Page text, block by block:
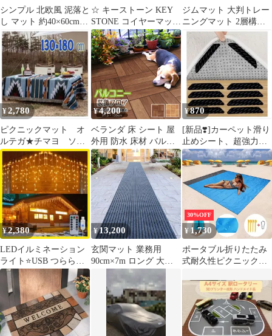
防止★1
シンプル 北欧風 泥落と
し マット 約40×60cm
アイボリー PVC 屋外
☆ キーストーン KEY
STONE コイヤーマット
玄関マット 屋外 泥落と
し 泥除けマット 玄関
ドアマット ココヤシ コ
イヤーマット エントラ
ンスマット アクセント
マット 泥除け マット
おしゃれ かわいい 室内
ココナッツ繊維 玄関先
ベランダ 庭先
ジムマット 大判トレー
ニングマット 2層構造
ラバーマット 保護 防音
衝撃吸収
¥2,780
ピクニックマット オ
ルテガ★チマヨ ソフ
ァベッド キャンプア
ウトドアブランケット
¥4,200
ベランダ 床 シート 屋
外用 防水 床材 バルコ
ニー リフォーム 模様替
え 装飾 ウッドデッキ
テラコッタ 防炎 お手入
れ簡単 汚れ防止 賃貸
DIY 日本製 BFL
¥870
[新品❣️]カーペット滑り
止めシート、超強力粘
着マット 洗濯可能カー
ペット
¥2,380
LEDイルミネーション
ライト⭐️USB つららラ
イト 200球 リモコン タ
イマー
¥13,200
玄関マット 業務用
90cm×7m ロング 大判
カット自由 屋外 防水
泥落とし フロア エント
ランス 通路用 滑り止め
フローリング キッチン
ガレージ 室内 室外 作
業用 店舗用 倉庫用 家
30%OFF
¥ 1,730
ポータブル折りたたみ
式耐久性ピクニックマ
防水マット キャン
プ ビーチ 砂防止 折
り畳み 収納 青 ブルー